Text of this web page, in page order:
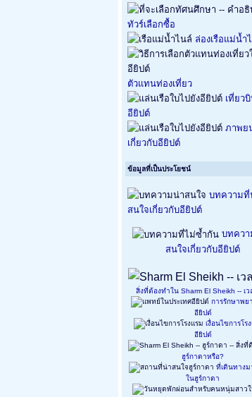
ทัวร์เลือกซื้อ
ล่องเรือแม่น้ำ
ตัวแทนท่องเที่ยว
เที่ยว
อียิปต์
ภาพย
เกี่ยวกับอียิปต์
ข้อมูลที่เป็นประโยชน์
บทความที่
สนใจเกี่ยวกับอียิปต์
บทคว
สนใจเกี่ยวกับอียิปต์
สิ่งที่ต้องทำใน Sharm El Sheikh -- เว
การรักษาพย
อียิปต์
เงื่อนไขการโร
อียิปต์
ฮูร์กาดาหรือ?
ที่เดินทาง
ในฮูร์กาดา